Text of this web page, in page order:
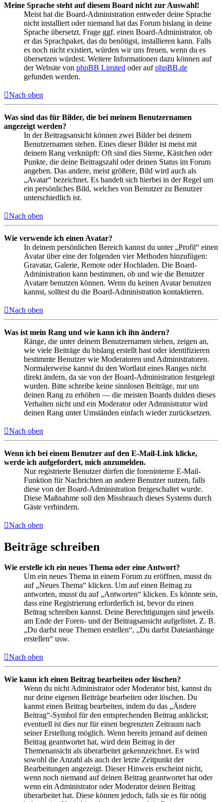
Meine Sprache steht auf diesem Board nicht zur Auswahl!
Meist hat die Board-Administration entweder deine Sprache
nicht installiert oder niemand hat das Forum bislang in deine
Sprache übersetzt. Frage ggf. einen Board-Administrator, ob
er das Sprachpaket, das du benötigst, installieren kann. Falls
es noch nicht existiert, würden wir uns freuen, wenn du es
übersetzen würdest. Weitere Informationen dazu können auf
der Website von phpBB Limited oder aufphpBB.de
gefunden werden.
Nach oben
Was sind das für Bilder, die bei meinem Benutzernamen
angezeigt werden?
In der Beitragsansicht können zwei Bilder bei deinem
Benutzernamen stehen. Eines dieser Bilder ist meist mit
deinem Rang verknüpft: Oft sind dies Sterne, Kästchen oder
Punkte, die deine Beitragszahl oder deinen Status im Forum
angeben. Das andere, meist größere, Bild wird auch als
„Avatar“ bezeichnet. Es handelt sich hierbei in der Regel um
ein persönliches Bild, welches von Benutzer zu Benutzer
unterschiedlich ist.
Nach oben
Wie verwende ich einen Avatar?
In deinem persönlichen Bereich kannst du unter „Profil“ einen
Avatar über eine der folgenden vier Methoden hinzufügen:
Gravatar, Galerie, Remote oder Hochladen. Die Board-
Administration kann bestimmen, ob und wie die Benutzer
Avatare benutzen können. Wenn du keinen Avatar benutzen
kannst, solltest du die Board-Administration kontaktieren.
Nach oben
Was ist mein Rang und wie kann ich ihn ändern?
Ränge, die unter deinem Benutzernamen stehen, zeigen an,
wie viele Beiträge du bislang erstellt hast oder identifizieren
bestimmte Benutzer wie Moderatoren und Administratoren.
Normalerweise kannst du den Wortlaut eines Ranges nicht
direkt ändern, da sie von der Board-Administration festgelegt
wurden. Bitte schreibe keine sinnlosen Beiträge, nur um
deinen Rang zu erhöhen — die meisten Boards dulden dieses
Verhalten nicht und ein Moderator oder Administrator wird
deinen Rang unter Umständen einfach wieder zurücksetzen.
Nach oben
Wenn ich bei einem Benutzer auf den E-Mail-Link klicke,
werde ich aufgefordert, mich anzumelden.
Nur registrierte Benutzer dürfen die foreninterne E-Mail-
Funktion für Nachrichten an andere Benutzer nutzen, falls
diese von der Board-Administration freigeschaltet wurde.
Diese Maßnahme soll den Missbrauch dieses Systems durch
Gäste verhindern.
Nach oben
Beiträge schreiben
Wie erstelle ich ein neues Thema oder eine Antwort?
Um ein neues Thema in einem Forum zu eröffnen, musst du
auf „Neues Thema“ klicken. Um auf einen Beitrag zu
antworten, musst du auf „Antworten“ klicken. Es könnte sein,
dass eine Registrierung erforderlich ist, bevor du einen
Beitrag schreiben kannst. Deine Berechtigungen sind jeweils
am Ende der Foren- und der Beitragsansicht aufgelistet. Z. B.
„Du darfst neue Themen erstellen“, „Du darfst Dateianhänge
erstellen“ usw.
Nach oben
Wie kann ich einen Beitrag bearbeiten oder löschen?
Wenn du nicht Administrator oder Moderator bist, kannst du
nur deine eigenen Beiträge bearbeiten oder löschen. Du
kannst einen Beitrag bearbeiten, indem du das „Ändere
Beitrag“-Symbol für den entsprechenden Beitrag anklickst;
eventuell ist dies nur für einen begrenzten Zeitraum nach
seiner Erstellung möglich. Wenn bereits jemand auf deinen
Beitrag geantwortet hat, wird dein Beitrag in der
Themenansicht als überarbeitet gekennzeichnet. Es wird
sowohl die Anzahl als auch der letzte Zeitpunkt der
Bearbeitungen angezeigt. Dieser Hinweis erscheint nicht,
wenn noch niemand auf deinen Beitrag geantwortet hat oder
wenn ein Administrator oder Moderator deinen Beitrag
überarbeitet hat. Diese können jedoch, falls sie es für nötig